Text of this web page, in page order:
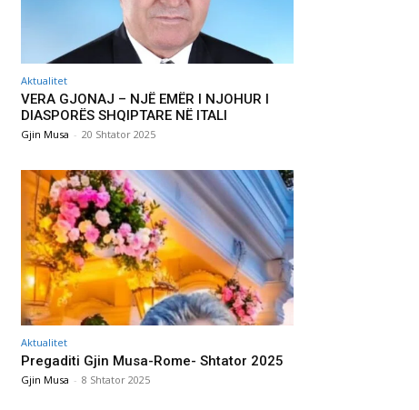
Aktualitet
VERA GJONAJ – NJË EMËR I NJOHUR I
DIASPORËS SHQIPTARE NË ITALI
Gjin Musa - 20 Shtator 2025
Aktualitet
Pregaditi Gjin Musa-Rome- Shtator 2025
Gjin Musa - 8 Shtator 2025